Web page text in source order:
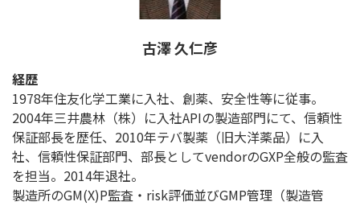
古澤 久仁彦
経歴
1978年住友化学工業に入社、創薬、安全性等に従事。
2004年三井農林（株）に入社APIの製造部門にて、信頼性
保証部長を歴任、2010年テバ製薬（旧大洋薬品）に入
社、信頼性保証部門、部長としてvendorのGXP全般の監査
を担当。2014年退社。
製造所のGM(X)P監査・risk評価並びGMP管理（製造管